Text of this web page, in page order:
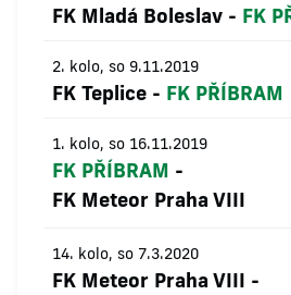
FK Mladá Boleslav - FK
2. kolo, so 9.11.2019
FK Teplice - FK PŘÍBRAM
1. kolo, so 16.11.2019
FK PŘÍBRAM -
FK Meteor Praha VIII
14. kolo, so 7.3.2020
FK Meteor Praha VIII -